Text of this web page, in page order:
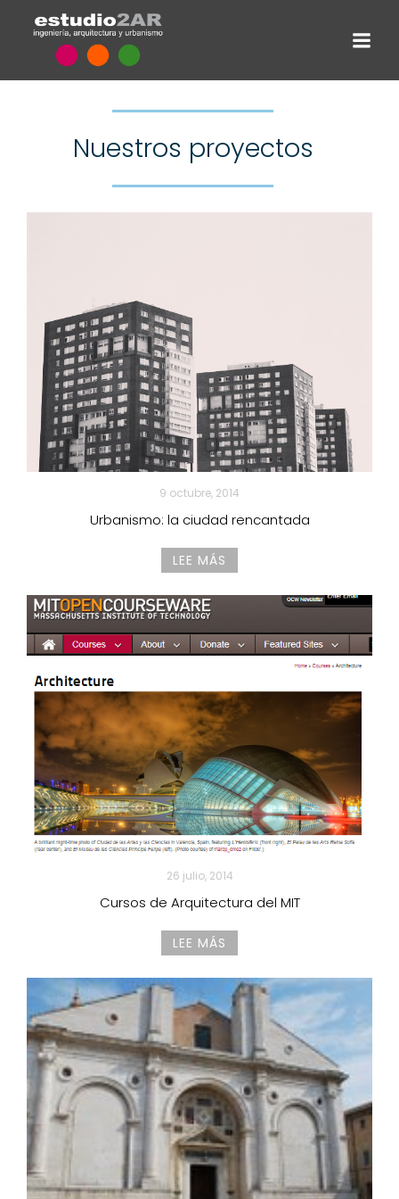
Nuestros proyectos
9 octubre, 2014
Urbanismo: la ciudad rencantada
LEE MÁS
26 julio, 2014
Cursos de Arquitectura del MIT
LEE MÁS